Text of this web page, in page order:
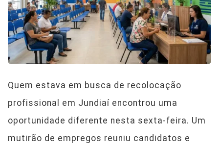
Quem estava em busca de recolocação
profissional em Jundiaí encontrou uma
oportunidade diferente nesta sexta-feira. Um
mutirão de empregos reuniu candidatos e